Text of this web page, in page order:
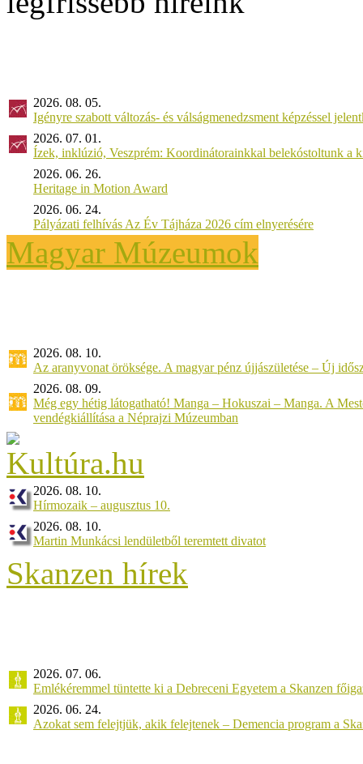
2026. 08. 05.
Igényre szabott változás- és válságmenedzsment képzéssel
2026. 07. 01.
Ízek, inklúzió, Veszprém: Koordinátorainkkal belekóstoltunk a
2026. 06. 26.
Heritage in Motion Award
2026. 06. 24.
Pályázati felhívás Az Év Tájháza 2026 cím elnyerésére
Magyar Múzeumok
2026. 08. 10.
Az aranyvonat öröksége. A magyar pénz újjászületése – Új
2026. 08. 09.
Még egy hétig látogatható! Manga – Hokuszai – Manga. A
vendégkiállítása a Néprajzi Múzeumban
2026. 08. 10.
Hírmozaik – augusztus 10.
2026. 08. 10.
Martin Munkácsi lendületből teremtett divatot
Skanzen hírek
2026. 07. 06.
Emlékéremmel tüntette ki a Debreceni Egyetem a Skanzen
2026. 06. 24.
Azokat sem felejtjük, akik felejtenek – Demencia program a